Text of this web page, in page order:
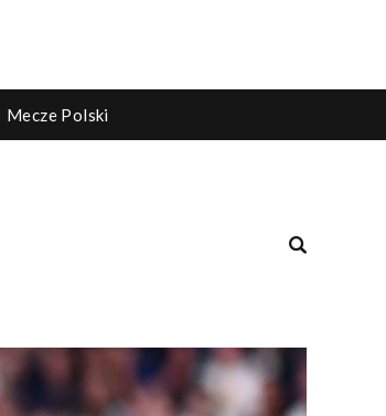
Mecze Polski